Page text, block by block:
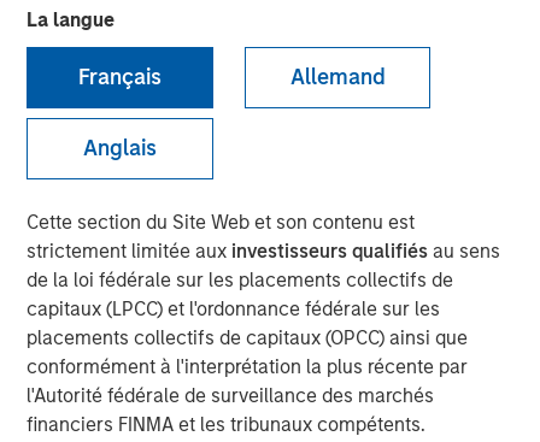
La langue
Français Allemand
Anglais
Cette section du Site Web et son contenu est
strictement limitée aux investisseurs qualifiésau sens
de la loi fédérale sur les placements collectifs de
capitaux (LPCC) et l'ordonnance fédérale sur les
placements collectifs de capitaux (OPCC) ainsi que
conformément à l'interprétation la plus récente par
l'Autorité fédérale de surveillance des marchés
financiers FINMA et les tribunaux compétents.
GLOBAL FIXED INCOME BULLETIN
Un reset post-fêtes
22 JANVIER 2026
Les décisions et la communication des banques
centrales ayant renforcé la perspective de politiques
désormais plus prudentes, les marchés obligataires ont
clôturé l’année sur un réajustement majeur des prévisions
de taux. Les rendements des marchés développés ont
augmenté et les courbes de taux se sont pentifiées. Les